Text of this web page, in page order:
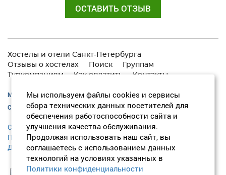
ОСТАВИТЬ ОТЗЫВ
Москва:+7 (495) 646-74-40
Санкт-Петербург:+7 (812) 418-22-18
Согласие на обработку персональных данных
Политика конфиденциальности
Договор оферты
Мы используем файлы cookies и сервисы
сбора технических данных посетителей для
обеспечения работоспособности сайта и
улучшения качества обслуживания.
Продолжая использовать наш сайт, вы
соглашаетесь с использованием данных
технологий на условиях указанных в
Политики конфиденциальности
Хостелы и отели Санкт-Петербурга
Отзывы о хостелах
Поиск
Группам
Туркомпаниям
Как оплатить Контакты